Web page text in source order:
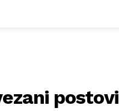
postovi